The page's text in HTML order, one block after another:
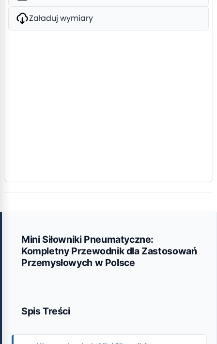
Załaduj wymiary
Mini Siłowniki Pneumatyczne:
Kompletny Przewodnik dla Zastosowań
Przemysłowych w Polsce
Spis Treści